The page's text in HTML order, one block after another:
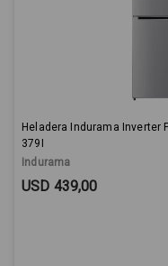
Heladera Indurama Inverter
379I
Indurama
Sale Price:
USD 439,00